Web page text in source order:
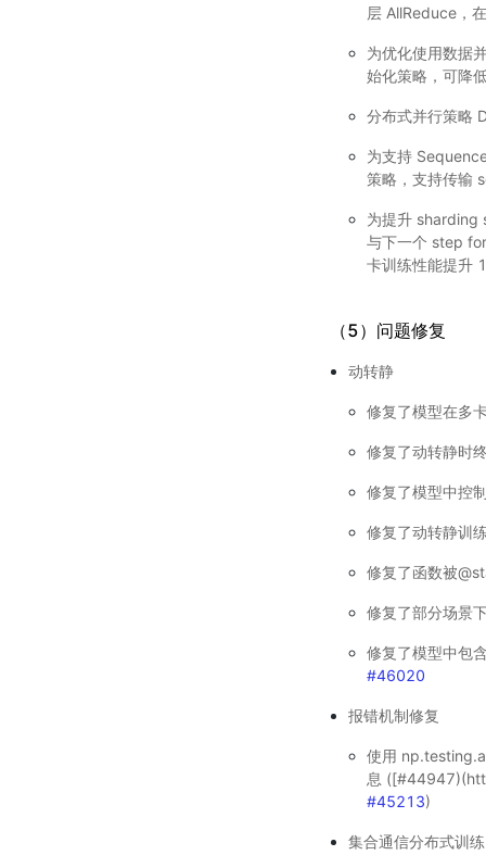
层 AllReduce，
为优化使用数据
始化策略，可降
分布式并行策略
为支持
策略，支持传输
为提升 sharding
与下一个 step
卡训练性能提升
（5）问题修复
动转静
修复了模型在多
修复了动转静时
修复了模型中控
修复了动转静训
修复了函数被
修复了部分场景
修复了模型中包
#46020
报错机制修复
使用
息
#45213)
集合通信分布式训练